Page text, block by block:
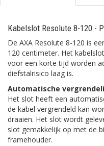
Kabelslot Resolute 8-120 -
De AXA Resolute 8-120 is
120 centimeter. Het
voor een korte tijd worden
diefstalrisico laag is.
Automatische
Het slot heeft een
de kabel vergrendeld kan
draaien. Het slot wordt
slot gemakkelijk op met de
framehouder.